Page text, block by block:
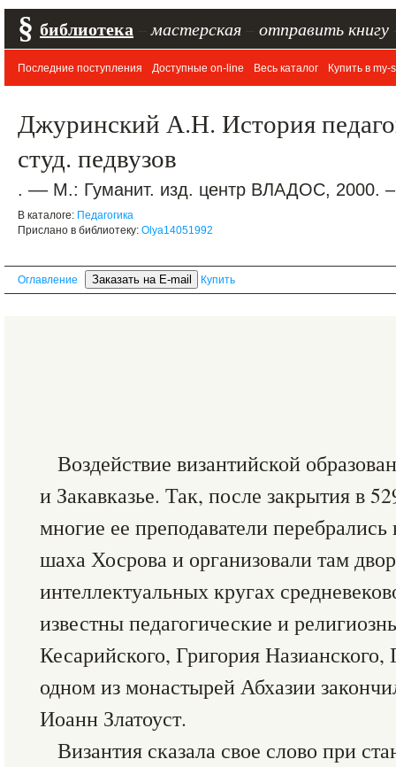
§ библиотека мастерская отправить книгу
Последние поступления Доступные on-line Весь каталог Купить в my-
Джуринский А.Н. История
студ. педвузов
. –– М.: Гуманит. изд. центр ВЛАДОС, 2000.
В каталоге: Педагогика
Прислано в библиотеку: Olya14051992
Оглавление Купить
Воздействие византийской
и Закавказье. Так, после закрытия в
многие ее преподаватели перебрались
шаха Хосрова и организовали там
интеллектуальных кругах
известны педагогические и
Кесарийского, Григория
одном из монастырей Абхазии
Иоанн Златоуст.
Византия сказала свое слово при